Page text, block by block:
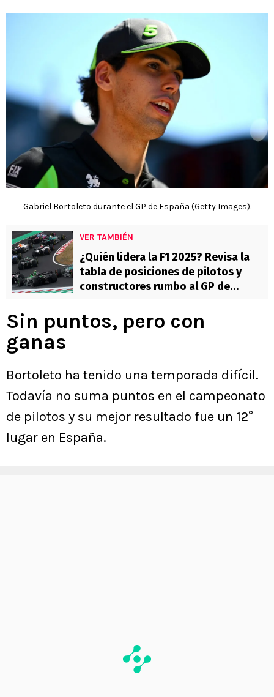
Gabriel Bortoleto durante el GP de España (Getty Images).
VER TAMBIÉN
¿Quién lidera la F1 2025? Revisa la
tabla de posiciones de pilotos y
constructores rumbo al GP de
Sin puntos, pero con
ganas
Bortoleto ha tenido una temporada difícil.
Todavía no suma puntos en el campeonato
de pilotos y su mejor resultado fue un 12°
lugar en España.